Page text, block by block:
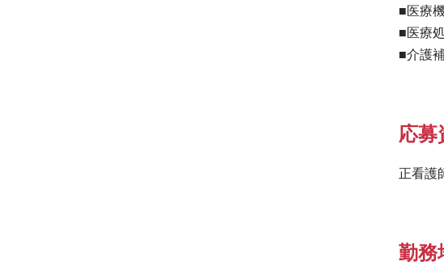
■医療
■医療
■介護
応
正看護
勤務